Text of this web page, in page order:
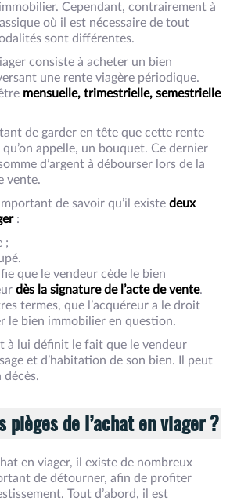
Cependant, contrairement à
où il est nécessaire de tout
sont différentes.
consiste à acheter un bien
une rente viagère périodique.
mensuelle, trimestrielle, semestrielle
de garder en tête que cette rente
qu’on appelle, un bouquet. Ce dernier
d’argent à débourser lors de la
vente.
de savoir qu’il existedeux
:
;
que le vendeur cède le bien
dès la signature de l’acte de vente.
termes, que l’acquéreur a le droit
le bien immobilier en question.
à lui définit le fait que le vendeur
et d’habitation de son bien. Il peut
décès.
pièges de l’achat en viager ?
en viager, il existe de nombreux
de détourner, afin de profiter
Tout d’abord, il est